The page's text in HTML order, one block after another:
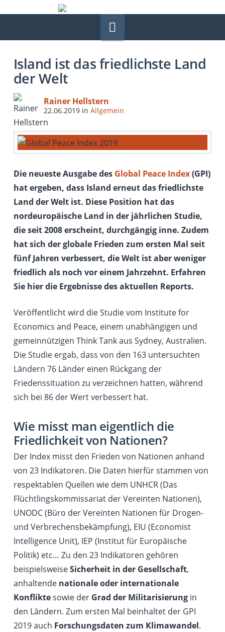
Island ist das friedlichste Land
der Welt
Rainer Hellstern
22.06.2019in Allgemein
Die neueste Ausgabe des Global Peace Index(GPI)
hat ergeben, dass Island erneut das friedlichste
Land der Welt ist. Diese Position hat das
nordeuropäische Land in der jährlichen Studie,
die seit 2008 erscheint, durchgängig inne. Zudem
hat sich der globale Frieden zum ersten Mal seit
fünf Jahren verbessert, die Welt ist aber weniger
friedlich als noch vor einem Jahrzehnt. Erfahren
Sie hier die Ergebnisse des aktuellen Reports.
Veröffentlicht wird die Studie vom Institute for
Economics and Peace, einem unabhängigen und
gemeinnützigen Think Tank aus Sydney, Australien.
Die Studie ergab, dass von den 163 untersuchten
Ländern 76 Länder einen Rückgang der
Friedenssituation zu verzeichnen hatten, während
sich bei 86 der Wert verbessert hat.
Wie misst man eigentlich die
Friedlichkeit von Nationen?
Der Index misst den Frieden von Nationen anhand
von 23 Indikatoren. Die Daten hierfür stammen von
respektablen Quellen wie dem UNHCR (Das
Flüchtlingskommissariat der Vereinten Nationen),
UNODC (Büro der Vereinten Nationen für Drogen-
und Verbrechensbekämpfung), EIU (Economist
Intelligence Unit), IEP (Institut für Europäische
Politik) etc… Zu den 23 Indikatoren gehören
beispielsweiseSicherheit in der Gesellschaft,
anhaltende nationale oder internationale
Konfliktesowie der Grad der Militarisierungin
den Ländern. Zum ersten Mal beinhaltet der GPI
2019 auch Forschungsdaten zum Klimawandel.